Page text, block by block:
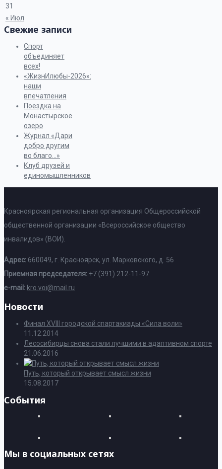
« Июл
31
Свежие записи
Спорт
объединяет
всех!
«ЖизнИлюбы-2026»:
наши
впечатления
Поездка на
Монастырское
озеро
Журнал «Дари
добро другим
во благо…»
Клуб друзей и
единомышленников
Красноярская региональная организация Общероссийской
общественной организации «Всероссийское общество
инвалидов» (ВОИ).
Адрес: 660049, г. Красноярск, ул. Марковского, д. 56
Приемная председателя: +7 (391) 212-11-97
e-mail: kro.voi@mail.ru
Новости
Финал XVIII городской спартакиады «Сила воли»
11.12.2014
Лесосибирцы снова стали лучшими в адаптивном спорте
21.06.2016
Путь, который открывает смысл жизни
15.08.2017
События
Мы в социальных сетях